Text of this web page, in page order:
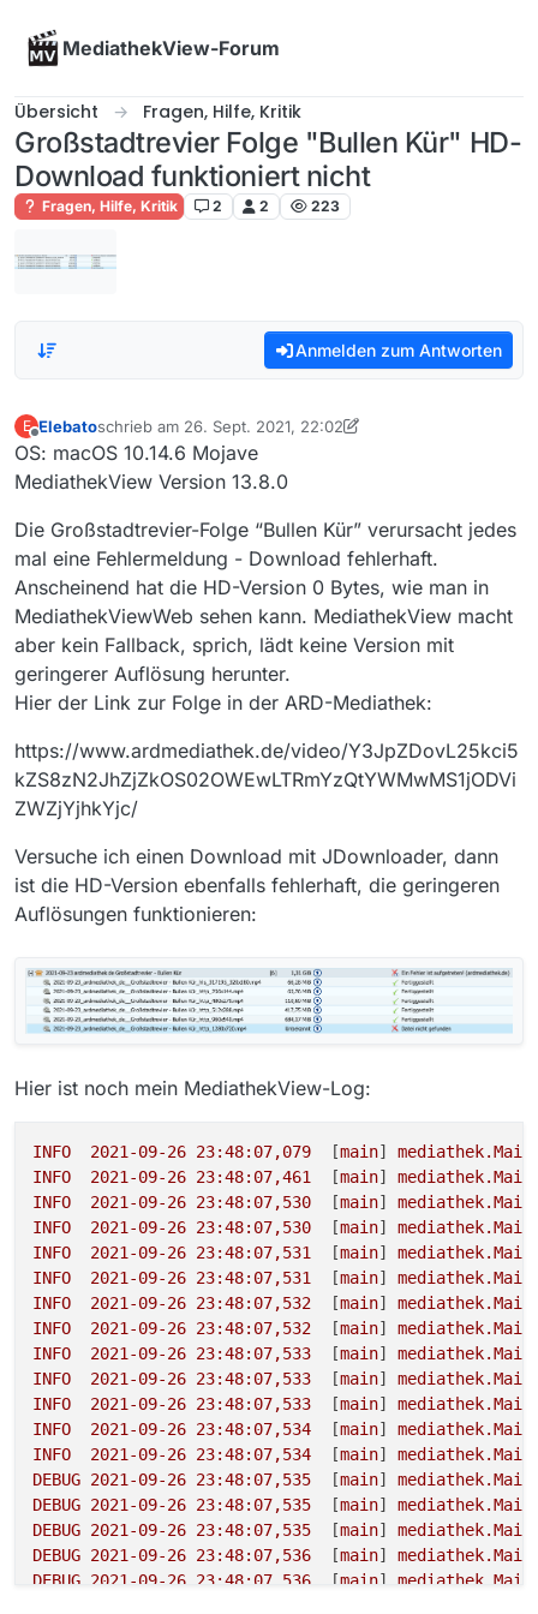
MediathekView-Forum
Übersicht Fragen, Hilfe, Kritik
Großstadtrevier Folge "Bullen Kür" HD-
Download funktioniert nicht
Fragen, Hilfe, Kritik 2 2 223
Anmelden zum Antworten
E
Offline
Elebatoschrieb am 26. Sept. 2021, 22:02
zuletzt editiert von Elebato
OS: macOS 10.14.6 Mojave
MediathekView Version 13.8.0
Die Großstadtrevier-Folge “Bullen Kür” verursacht jedes
mal eine Fehlermeldung - Download fehlerhaft.
Anscheinend hat die HD-Version 0 Bytes, wie man in
MediathekViewWeb sehen kann. MediathekView macht
aber kein Fallback, sprich, lädt keine Version mit
geringerer Auflösung herunter.
Hier der Link zur Folge in der ARD-Mediathek:
https://www.ardmediathek.de/video/Y3JpZDovL25kci5
kZS8zN2JhZjZkOS02OWEwLTRmYzQtYWMwMS1jODVi
ZWZjYjhkYjc/
Versuche ich einen Download mit JDownloader, dann
ist die HD-Version ebenfalls fehlerhaft, die geringeren
Auflösungen funktionieren:
Hier ist noch mein MediathekView-Log:
INFO 2021-09-26 23:48:07,079
  [
main] mediathek.Main
INFO
2021-09-26 23:48:07,461
  [
main] mediathek.Main
INFO
2021-09-26 23:48:07,530
  [
main] mediathek.Main
INFO
2021-09-26 23:48:07,530
  [
main] mediathek.Main
INFO
2021-09-26 23:48:07,531
  [
main] mediathek.Main
INFO
2021-09-26 23:48:07,531
  [
main] mediathek.Main
INFO
2021-09-26 23:48:07,532
  [
main] mediathek.Main
INFO
2021-09-26 23:48:07,532
  [
main] mediathek.Main
INFO
2021-09-26 23:48:07,533
  [
main] mediathek.Main
INFO
2021-09-26 23:48:07,533
  [
main] mediathek.Main
INFO
2021-09-26 23:48:07,533
  [
main] mediathek.Main
INFO
2021-09-26 23:48:07,534
  [
main] mediathek.Main
INFO
2021-09-26 23:48:07,534
  [
main] mediathek.Main
DEBUG 2021-09-26 23:48:07,535
  [
main] mediathek.Main
DEBUG 2021-09-26 23:48:07,535
  [
main] mediathek.Main
DEBUG 2021-09-26 23:48:07,535
  [
main] mediathek.Main
DEBUG 2021-09-26 23:48:07,536
  [
main] mediathek.Main
DEBUG 2021-09-26 23:48:07 ,536
  [
main] mediathek.Main